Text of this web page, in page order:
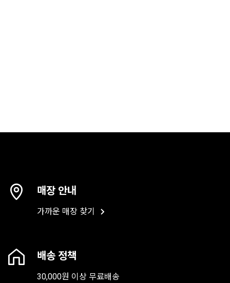
매장 안내
가까운 매장 찾기
배송 정책
30,000원 이상 무료배송